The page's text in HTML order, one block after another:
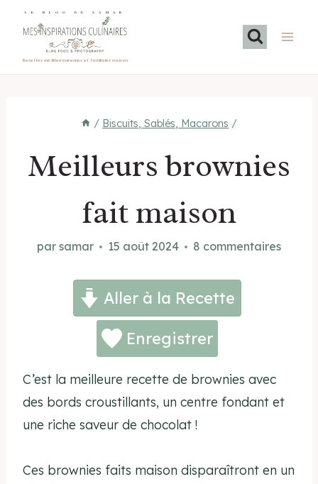
LE BLOG DE SAMAR
Recettes méditerranéennes et familiales maison
/ Biscuits, Sablés, Macarons /
Meilleurs brownies
fait maison
par samar 15 août 2024 8 commentaires
Aller à la Recette
Enregistrer
C’est la meilleure recette de brownies avec
des bords croustillants, un centre fondant et
une riche saveur de chocolat !
Ces brownies faits maison disparaîtront en un